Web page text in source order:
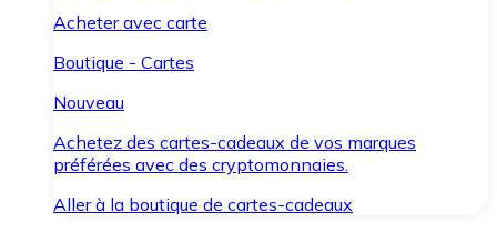
Acheter avec carte
Boutique - Cartes
Nouveau
Achetez des cartes-cadeaux de vos marques
préférées avec des cryptomonnaies.
Aller à la boutique de cartes-cadeaux